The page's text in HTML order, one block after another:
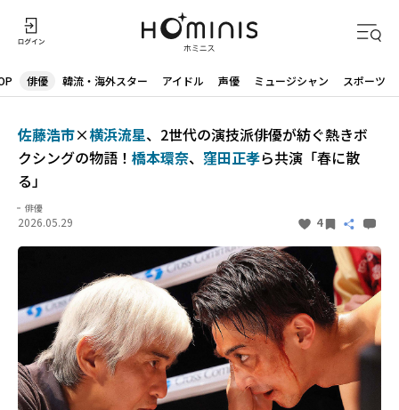
俳優 韓流・海外スター アイドル 声優 ミュージシャン スポーツ
佐藤浩市×横浜流星、2世代の演技派俳優が紡ぐ熱きボ
クシングの物語！ 橋本環奈、 窪田正孝ら共演「春に散
る」
俳優
2026.05.29 4